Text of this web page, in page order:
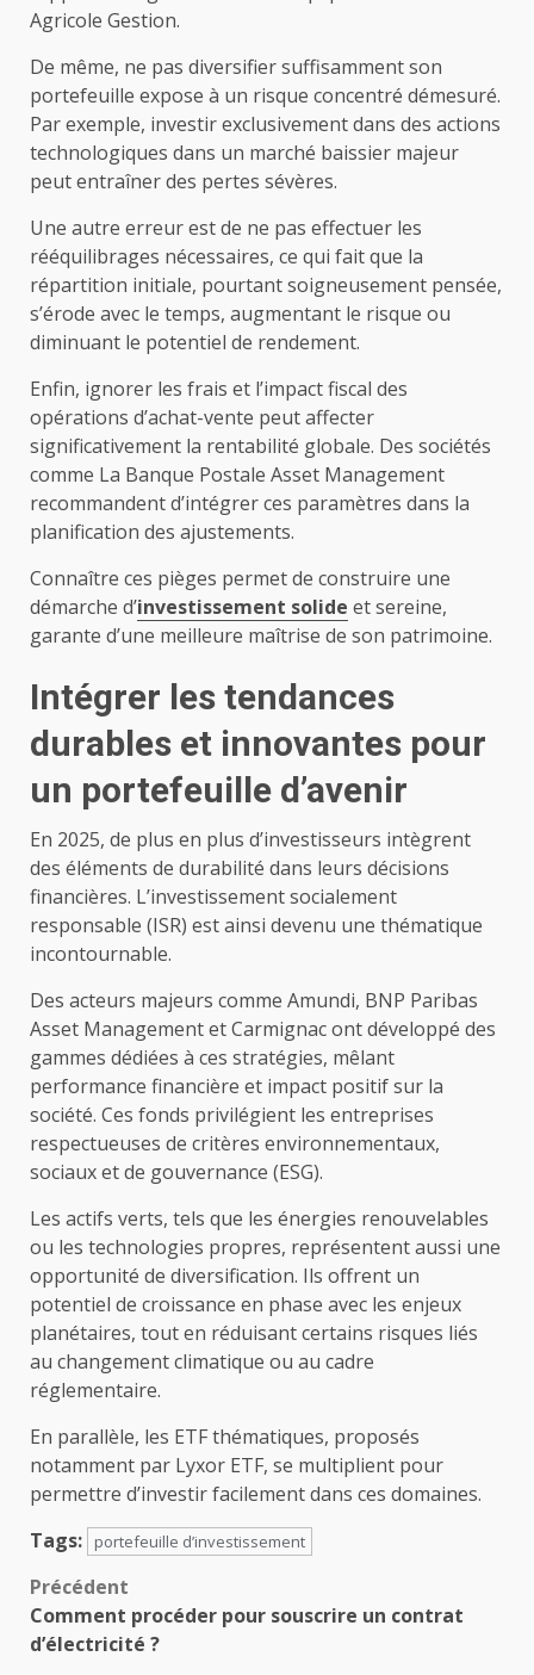
Agricole Gestion.
De même, ne pas diversifier suffisamment son
portefeuille expose à un risque concentré démesuré.
Par exemple, investir exclusivement dans des actions
technologiques dans un marché baissier majeur
peut entraîner des pertes sévères.
Une autre erreur est de ne pas effectuer les
rééquilibrages nécessaires, ce qui fait que la
répartition initiale, pourtant soigneusement pensée,
s’érode avec le temps, augmentant le risque ou
diminuant le potentiel de rendement.
Enfin, ignorer les frais et l’impact fiscal des
opérations d’achat-vente peut affecter
significativement la rentabilité globale. Des sociétés
comme La Banque Postale Asset Management
recommandent d’intégrer ces paramètres dans la
planification des ajustements.
Connaître ces pièges permet de construire une
démarche d’investissement solide et sereine,
garante d’une meilleure maîtrise de son patrimoine.
Intégrer les tendances
durables et innovantes pour
un portefeuille d’avenir
En 2025, de plus en plus d’investisseurs intègrent
des éléments de durabilité dans leurs décisions
financières. L’investissement socialement
responsable (ISR) est ainsi devenu une thématique
incontournable.
Des acteurs majeurs comme Amundi, BNP Paribas
Asset Management et Carmignac ont développé des
gammes dédiées à ces stratégies, mêlant
performance financière et impact positif sur la
société. Ces fonds privilégient les entreprises
respectueuses de critères environnementaux,
sociaux et de gouvernance (ESG).
Les actifs verts, tels que les énergies renouvelables
ou les technologies propres, représentent aussi une
opportunité de diversification. Ils offrent un
potentiel de croissance en phase avec les enjeux
planétaires, tout en réduisant certains risques liés
au changement climatique ou au cadre
réglementaire.
En parallèle, les ETF thématiques, proposés
notamment par Lyxor ETF, se multiplient pour
permettre d’investir facilement dans ces domaines.
Tags:
portefeuille d’investissement
Navigation
d’article
Précédent
Comment procéder pour souscrire un contrat
d’électricité ?